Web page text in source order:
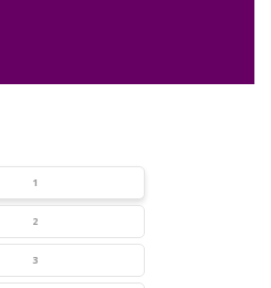
1
2
3